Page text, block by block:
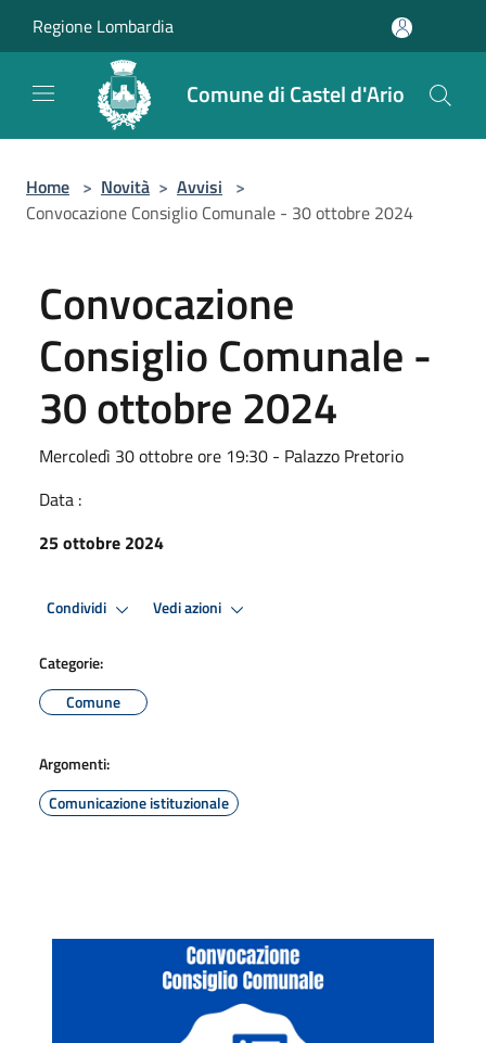
Regione Lombardia
Comune di Castel d'Ario
Home > Novità > Avvisi >
Convocazione Consiglio Comunale - 30 ottobre 2024
Convocazione
Consiglio Comunale -
30 ottobre 2024
Mercoledì 30 ottobre ore 19:30 - Palazzo Pretorio
Data :
25 ottobre 2024
Condividi Vedi azioni
Categorie:
Comune
Argomenti:
Comunicazione istituzionale